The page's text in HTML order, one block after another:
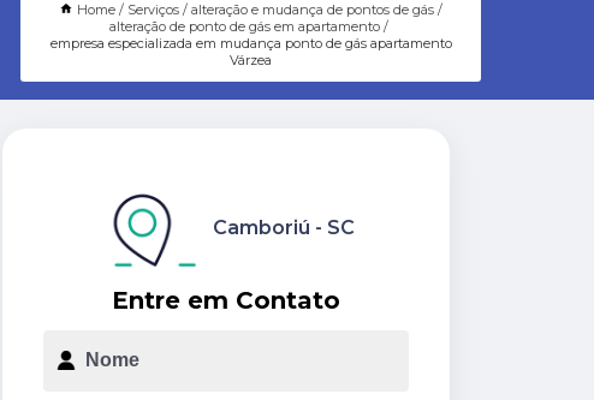
Home Serviços
alteração e mudança de pontos de gás
alteração de ponto de gás em apartamento
empresa especializada em mudança ponto de gás apartamento
Várzea
Entre em Contato
Camboriú - SC